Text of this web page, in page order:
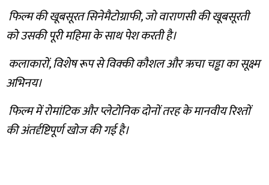
फिल्म की खूबसूरत सिनेमैटोग्राफी, जो वाराणसी की खूबसूरती
को उसकी पूरी महिमा के साथ पेश करती है।
कलाकारों, विशेष रूप से विक्की कौशल और ऋचा चड्ढा का सूक्ष्म
अभिनय।
फिल्म में रोमांटिक और प्लेटोनिक दोनों तरह के मानवीय रिश्तों
की अंतर्दृष्टिपूर्ण खोज की गई है।